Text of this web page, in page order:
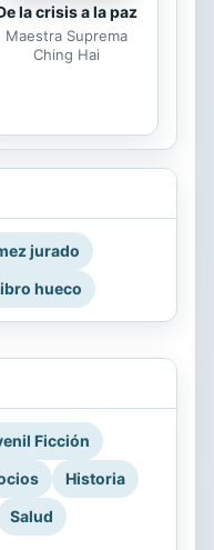
la crisis a la paz
Maestra Suprema
Ching Hai
jurado
hueco
Ficción
Historia
Salud